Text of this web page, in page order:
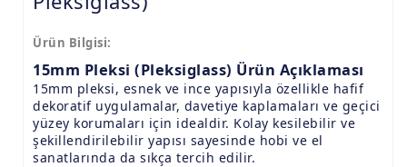
Ürün Bilgisi:
15mm Pleksi (Pleksiglass) Ürün Açıklaması
15mm pleksi, esnek ve ince yapısıyla özellikle hafif
dekoratif uygulamalar, davetiye kaplamaları ve geçici
yüzey korumaları için idealdir. Kolay kesilebilir ve
şekillendirilebilir yapısı sayesinde hobi ve el
sanatlarında da sıkça tercih edilir.